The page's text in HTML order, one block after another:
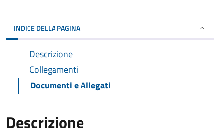
INDICE DELLA PAGINA
Descrizione
Collegamenti
Documenti e Allegati
Descrizione